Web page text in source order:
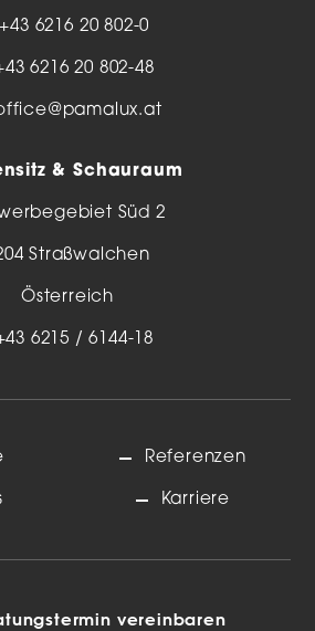
+43 6216 20 802-0
6216 20 802-48
& Schauraum
Süd 2
Straßwalchen
Österreich
6215 / 6144-18
Referenzen
Karriere
vereinbaren